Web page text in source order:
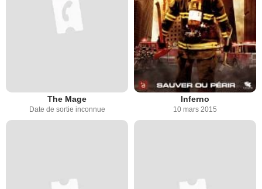
The Mage
Date de sortie inconnue
Inferno
10 mars 2015